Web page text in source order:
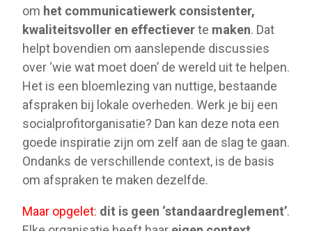
om het communicatiewerk consistenter,
kwaliteitsvoller en effectieverte maken. Dat
helpt bovendien om aanslepende discussies
over ‘wie wat moet doen’ de wereld uit te helpen.
Het is een bloemlezing van nuttige, bestaande
afspraken bij lokale overheden. Werk je bij een
socialprofitorganisatie? Dan kan deze nota een
goede inspiratie zijn om zelf aan de slag te gaan.
Ondanks de verschillende context, is de basis
om afspraken te maken dezelfde.
Maar opgelet: dit is geen ‘standaardreglement’.